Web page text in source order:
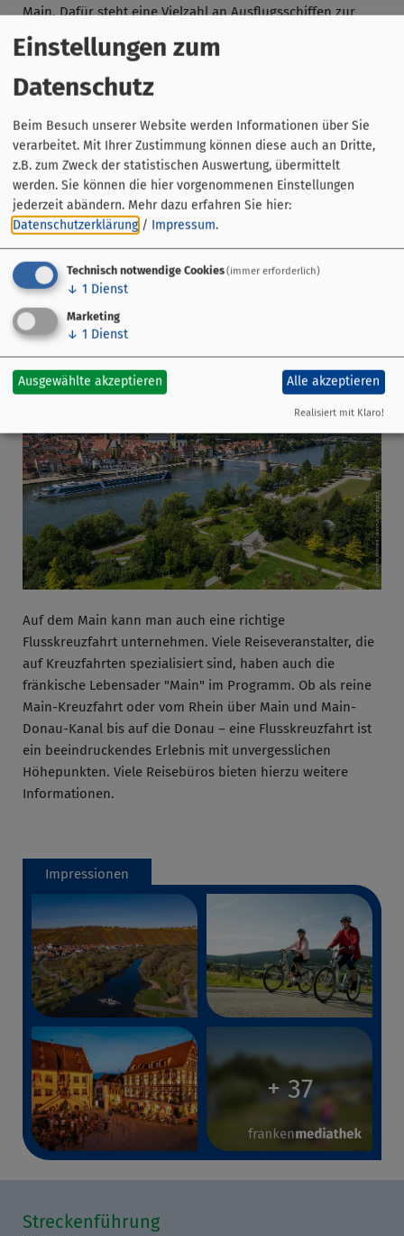
Main. Dafür steht eine Vielzahl an Ausflugsschiffen zur
Verfügung, die in vielen Orten am Main an- und ablegen:
etwa die „Fränkische Personenschiffahrt“, die zwischen
Volkach und Wipfeld hin- und herfährt, die
"Veitshöchheimer Personenschifffahrt", welche die
Sehenswürdigkeiten von Veitshöchheim und Würzburg
verbindet und einige mehr:
Fränkische Personenschifffahrt (Volkach)
Veitshöchheimer Personenschifffahrt
Schiffstouristik (Würzburg)
Reederei Henneberger (Miltenberg)
Primus-Linie (Frankfurt)
Flusskreuzfahrten
Auf dem Main kann man auch eine richtige
Flusskreuzfahrt unternehmen. Viele Reiseveranstalter, die
auf Kreuzfahrten spezialisiert sind, haben auch die
fränkische Lebensader "Main" im Programm. Ob als reine
Main-Kreuzfahrt oder vom Rhein über Main und Main-
Donau-Kanal bis auf die Donau – eine Flusskreuzfahrt ist
ein beeindruckendes Erlebnis mit unvergesslichen
Höhepunkten. Viele Reisebüros bieten hierzu weitere
Informationen.
Impressionen
+ 37
Streckenführung
Einstellungen zum
Datenschutz
Beim Besuch unserer Website werden Informationen über Sie
verarbeitet. Mit Ihrer Zustimmung können diese auch an Dritte,
z.B. zum Zweck der statistischen Auswertung, übermittelt
werden. Sie können die hier vorgenommenen Einstellungen
jederzeit abändern. Mehr dazu erfahren Sie hier:
Datenschutzerklärung / Impressum.
Technisch notwendige Cookies(immer erforderlich)
↓ 1 Dienst
Marketing
↓ 1 Dienst
Ausgewählte akzeptieren Alle akzeptieren
Realisiert mit Klaro!